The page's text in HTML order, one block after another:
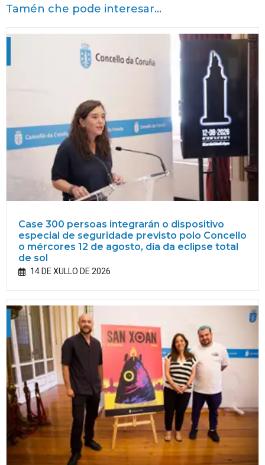
Tamén che pode interesar...
Case 300 persoas integrarán o dispositivo
especial de seguridade previsto polo Concello
o mércores 12 de agosto, día da eclipse total
de sol
14 DE XULLO DE 2026